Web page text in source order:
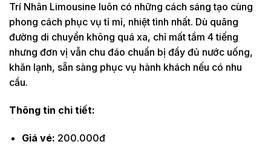
Trí Nhân Limousine luôn có những cách sáng tạo cùng
phong cách phục vụ tỉ mỉ, nhiệt tình nhất. Dù quãng
đường di chuyển không quá xa, chỉ mất tầm 4 tiếng
nhưng đơn vị vẫn chu đáo chuẩn bị đầy đủ nước uống,
khăn lạnh, sẵn sàng phục vụ hành khách nếu có nhu
cầu.
Thông tin chi tiết:
Giá vé: 200.000đ